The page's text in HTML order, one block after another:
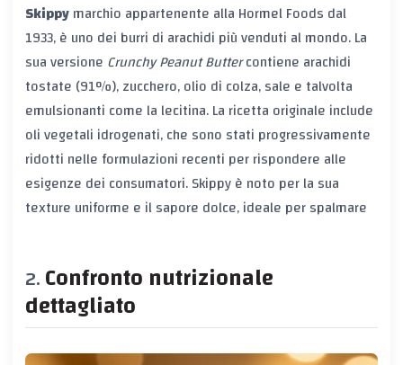
Skippymarchio appartenente alla Hormel Foods dal
1933, è uno dei burri di arachidi più venduti al mondo. La
sua versione Crunchy Peanut Buttercontiene arachidi
tostate (91%), zucchero, olio di colza, sale e talvolta
emulsionanti come la lecitina. La ricetta originale include
oli vegetali idrogenati, che sono stati progressivamente
ridotti nelle formulazioni recenti per rispondere alle
esigenze dei consumatori. Skippy è noto per la sua
texture uniforme e il sapore dolce, ideale per spalmare
Confronto nutrizionale
dettagliato